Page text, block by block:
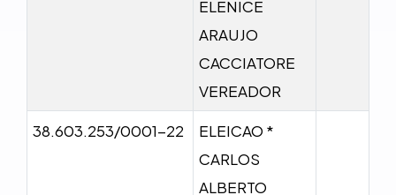
ELENICE
ARAUJO
CACCIATORE
VEREADOR
38.603.253/0001-22
ELEICAO *
CARLOS
ALBERTO